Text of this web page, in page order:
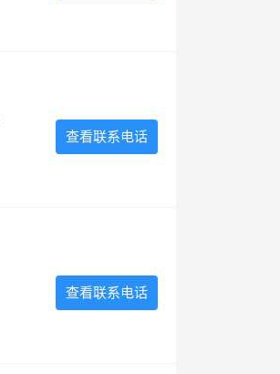
查看联系电话
查看联系电话